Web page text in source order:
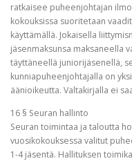
ratkaisee puheenjohtajan
kokouksissa suoritetaan
käyttämällä. Jokaisella
jäsenmaksunsa maksaneella
täyttäneellä juniorijäsenellä,
kunniapuheenjohtajalla on
äänioikeutta. Valtakirjalla ei
16 § Seuran hallinto
Seuran toimintaa ja taloutta
vuosikokouksessa valitut
1-4 jäsentä. Hallituksen